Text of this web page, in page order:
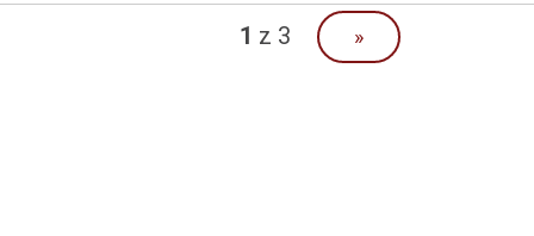
1 z 3 »